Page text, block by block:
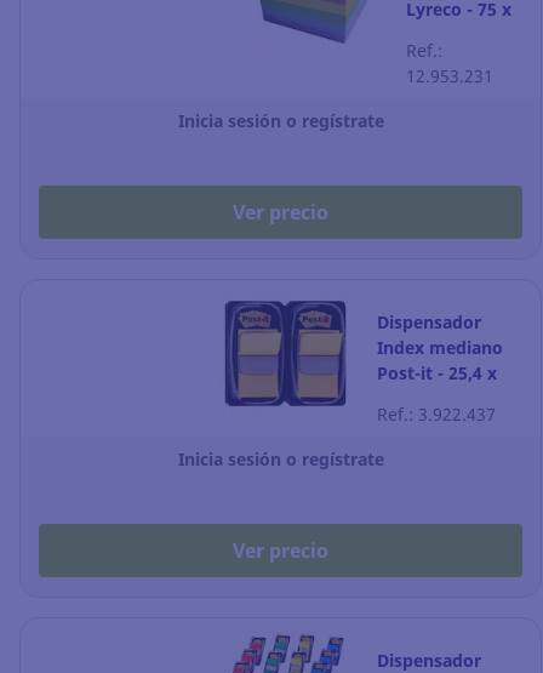
Lyreco - 75 x
spring - 6
blocks
Ref.:
12.953.231
Inicia sesión o regístrate
Ver precio
Dispensador
Index mediano
Post-it - 25,4 x
amarillo - 2
Ref.: 3.922.437
Inicia sesión o regístrate
Ver precio
Dispensador